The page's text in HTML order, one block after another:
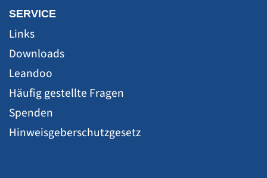
SERVICE
Links
Downloads
Leandoo
Häufig gestellte Fragen
Spenden
Hinweisgeberschutzgesetz